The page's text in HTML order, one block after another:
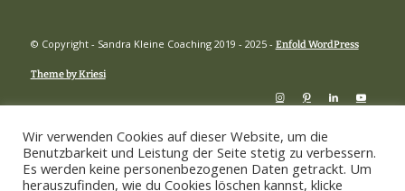
© Copyright - Sandra Kleine Coaching 2019 - 2025 - Enfold WordPress
Theme by Kriesi
Wir verwenden Cookies auf dieser Website, um die
Benutzbarkeit und Leistung der Seite stetig zu verbessern.
Es werden keine personenbezogenen Daten getrackt. Um
herauszufinden, wie du Cookies löschen kannst, klicke